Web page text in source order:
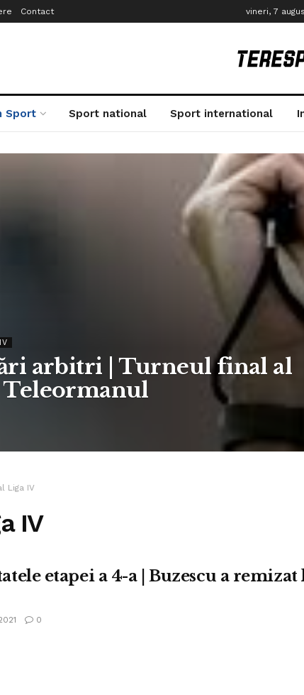
Contact vineri, 7
Sport Sport national Sport international
arbitri | Turneul final al
Teleormanul
Liga IV
IV
etapei a 4-a | Buzescu a remizat
0